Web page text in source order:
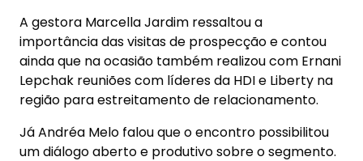
A gestora Marcella Jardim ressaltou a
importância das visitas de prospecção e contou
ainda que na ocasião também realizou com Ernani
Lepchak reuniões com líderes da HDI e Liberty na
região para estreitamento de relacionamento.
Já Andréa Melo falou que o encontro possibilitou
um diálogo aberto e produtivo sobre o segmento.